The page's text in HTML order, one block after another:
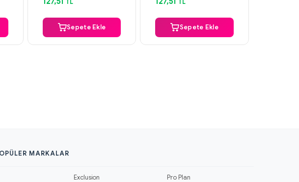
Sepete Ekle Sepete Ekle
MARKALAR
Exclusion
Pro Plan